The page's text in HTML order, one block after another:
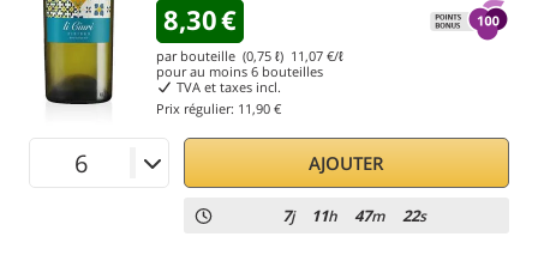
8,30€
par bouteille (0,75 ℓ) 11,07 €/ℓ
pour au moins 6 bouteilles
TVA et taxes incl.
Prix régulier: 11,90 €
AJOUTER
7j 11h 47m 21s